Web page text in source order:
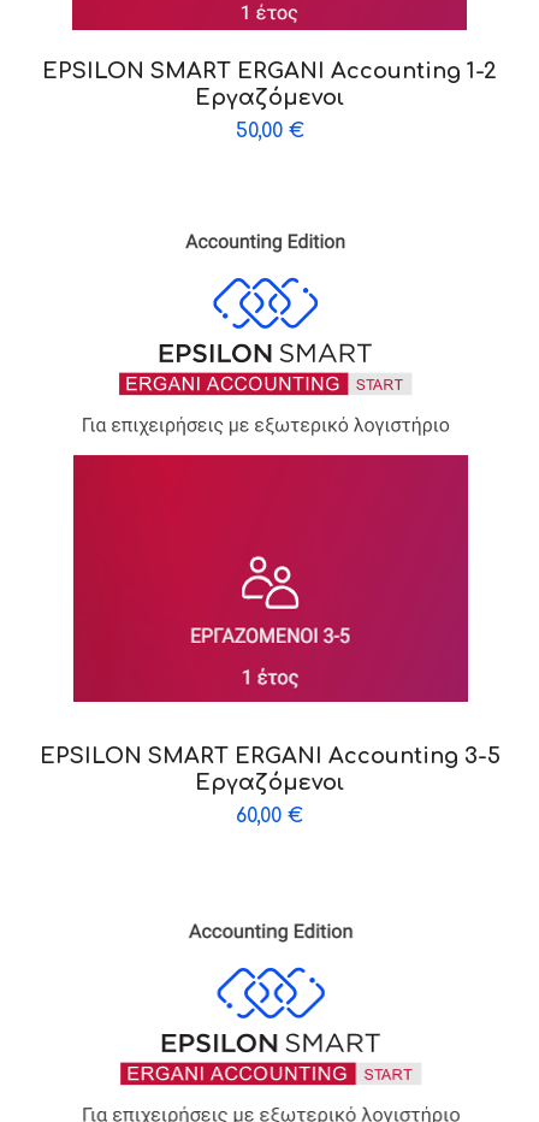
EPSILON SMART ERGANI Accounting 1-2
Εργαζόμενοι
50,00 €
EPSILON SMART ERGANI Accounting 3-5
Εργαζόμενοι
60,00 €